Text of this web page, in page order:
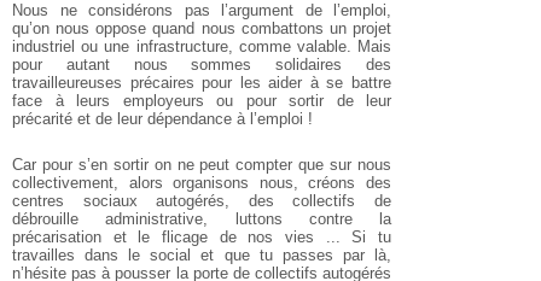
Nous ne considérons pas l’argument de l’emploi,
qu’on nous oppose quand nous combattons un projet
industriel ou une infrastructure, comme valable. Mais
pour autant nous sommes solidaires des
travailleureuses précaires pour les aider à se battre
face à leurs employeurs ou pour sortir de leur
précarité et de leur dépendance à l’emploi !
Car pour s’en sortir on ne peut compter que sur nous
collectivement, alors organisons nous, créons des
centres sociaux autogérés, des collectifs de
débrouille administrative, luttons contre la
précarisation et le flicage de nos vies ... Si tu
travailles dans le social et que tu passes par là,
n’hésite pas à pousser la porte de collectifs autogérés